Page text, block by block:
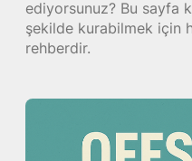
ediyorsunuz? Bu sayfa
şekilde kurabilmek için
rehberdir.